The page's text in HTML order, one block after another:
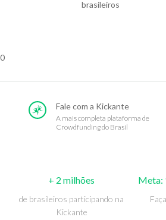
brasileiros
0
Fale com a Kickante
A mais completa plataforma de
Crowdfunding do Brasil
+ 2 milhões
de brasileiros participando na
Kickante
Meta: